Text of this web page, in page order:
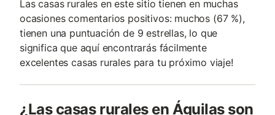
Las casas rurales en este sitio tienen en muchas
ocasiones comentarios positivos: muchos (67 %),
tienen una puntuación de 9 estrellas, lo que
significa que aquí encontrarás fácilmente
excelentes casas rurales para tu próximo viaje!
¿Las casas rurales en Águilas son